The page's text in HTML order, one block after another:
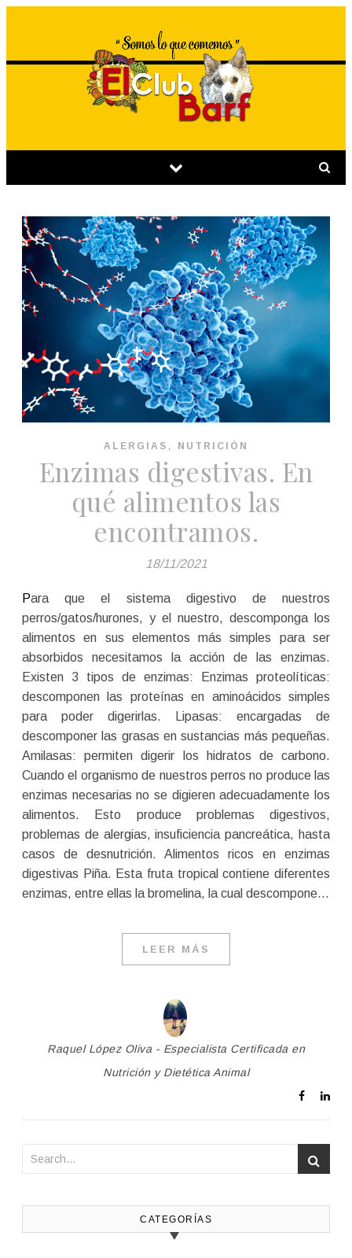
ALERGIAS , NUTRICIÓN
Enzimas digestivas. En
qué alimentos las
encontramos.
18/11/2021
Para que el sistema digestivo de nuestros
perros/gatos/hurones, y el nuestro, descomponga los
alimentos en sus elementos más simples para ser
absorbidos necesitamos la acción de las enzimas.
Existen 3 tipos de enzimas: Enzimas proteolíticas:
descomponen las proteínas en aminoácidos simples
para poder digerirlas. Lipasas: encargadas de
descomponer las grasas en sustancias más pequeñas.
Amilasas: permiten digerir los hidratos de carbono.
Cuando el organismo de nuestros perros no produce las
enzimas necesarias no se digieren adecuadamente los
alimentos. Esto produce problemas digestivos,
problemas de alergias, insuficiencia pancreática, hasta
casos de desnutrición. Alimentos ricos en enzimas
digestivas Piña. Esta fruta tropical contiene diferentes
enzimas, entre ellas la bromelina, la cual descompone…
LEER MÁS
Raquel López Oliva - Especialista Certificada en
Nutrición y Dietética Animal
CATEGORÍAS